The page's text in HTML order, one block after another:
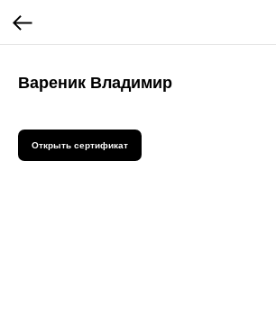
Вареник Владимир
Открыть сертификат